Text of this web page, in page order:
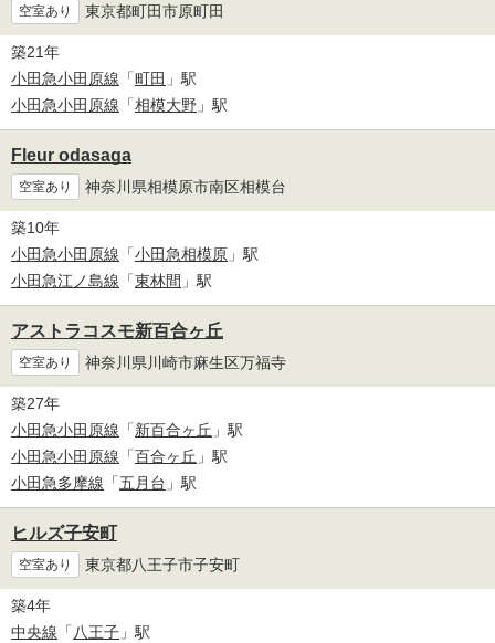
空室あり 東京都町田市原町田
築21年
小田急小田原線 「町田 」駅
小田急小田原線 「相模大野 」駅
Fleur odasaga
空室あり 神奈川県相模原市南区相模台
築10年
小田急小田原線 「小田急相模原 」駅
小田急江ノ島線 「東林間 」駅
アストラコスモ新百合ヶ丘
空室あり 神奈川県川崎市麻生区万福寺
築27年
小田急小田原線 「新百合ヶ丘 」駅
小田急小田原線 「百合ヶ丘 」駅
小田急多摩線 「五月台 」駅
ヒルズ子安町
空室あり 東京都八王子市子安町
築4年
中央線 「 八王子 」駅